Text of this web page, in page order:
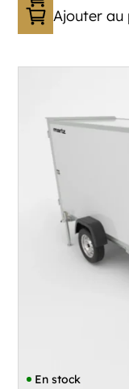
PTAC :300-
Poids à vide
Longueur
Plancher :
Ajouter au
En stock